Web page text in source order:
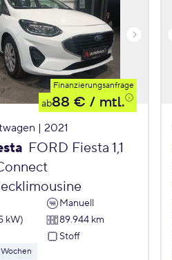
Finanzierungsanfrage
ab88 € / mtl.
| 2021
FORD Fiesta 1,1
Manuell
kW)
89.944 km
Stoff